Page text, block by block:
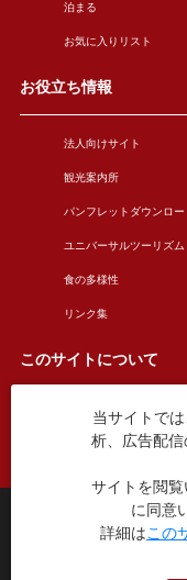
泊まる
お気に入りリスト
お役立ち情報
法人向けサイト
観光案内所
パンフレットダウンロー
ユニバーサルツーリズム
食の多様性
リンク集
このサイトについて
このサイトについて
お問い合わせ
〒110-
当サイトで
析、広告配
サイトを閲
に同意
詳細はこの